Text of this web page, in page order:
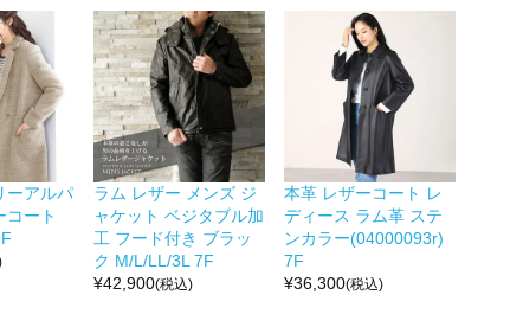
ーアルパ
コート
ラム レザー メンズ ジ
ャケット ベジタブル加
工 フード付き ブラッ
ク M/L/LL/3L 7F
¥42,900(税込)
本革 レザーコート レ
ディース ラム革 ステ
ンカラー(04000093r)
7F
¥36,300(税込)